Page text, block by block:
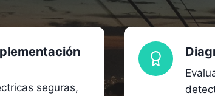
seguras,